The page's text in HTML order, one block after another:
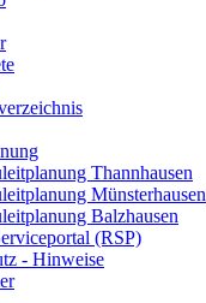
Thannhausen
Münsterhausen
Balzhausen
(RSP)
- Hinweise